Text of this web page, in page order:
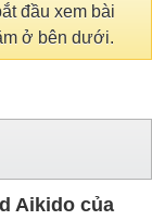
đầu xem bài
ở bên dưới.
Aikido của